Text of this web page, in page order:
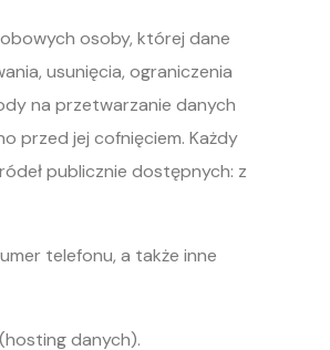
osoby, której dane
usunięcia, ograniczenia
na przetwarzanie danych
przed jej cofnięciem. Każdy
publicznie dostępnych: z
telefonu, a także inne
danych).